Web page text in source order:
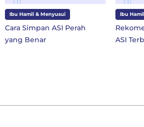
Ibu Hamil & Menyusui
Rekomendasi Cooler Bag
ASI Terbaik 2026